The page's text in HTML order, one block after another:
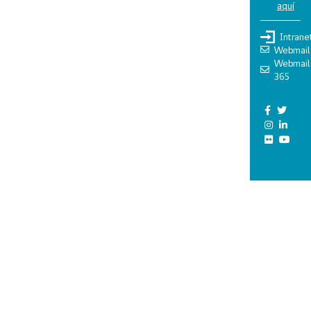
aquí
Webmail
Webmail
365